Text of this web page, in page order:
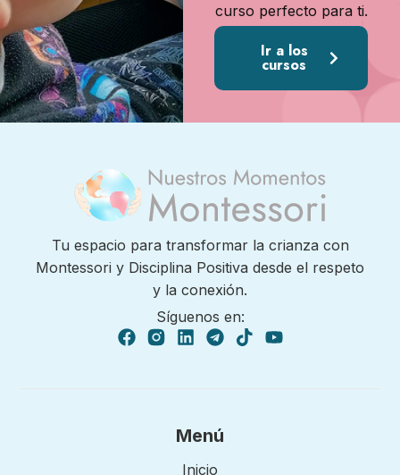
curso perfecto para ti.
Ir a los
cursos
Tu espacio para transformar la crianza con
Montessori y Disciplina Positiva desde el respeto
y la conexión.
Síguenos en:
Menú
Inicio